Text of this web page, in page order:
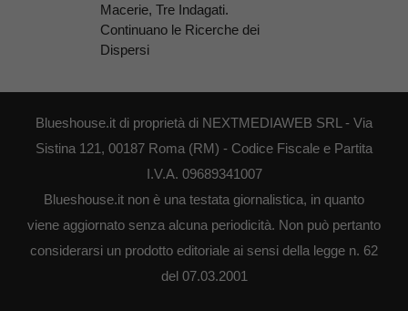
Macerie, Tre Indagati.
Continuano le Ricerche dei
Dispersi
Blueshouse.it di proprietà di NEXTMEDIAWEB SRL - Via
Sistina 121, 00187 Roma (RM) - Codice Fiscale e Partita
I.V.A. 09689341007
Blueshouse.it non è una testata giornalistica, in quanto
viene aggiornato senza alcuna periodicità. Non può pertanto
considerarsi un prodotto editoriale ai sensi della legge n. 62
del 07.03.2001